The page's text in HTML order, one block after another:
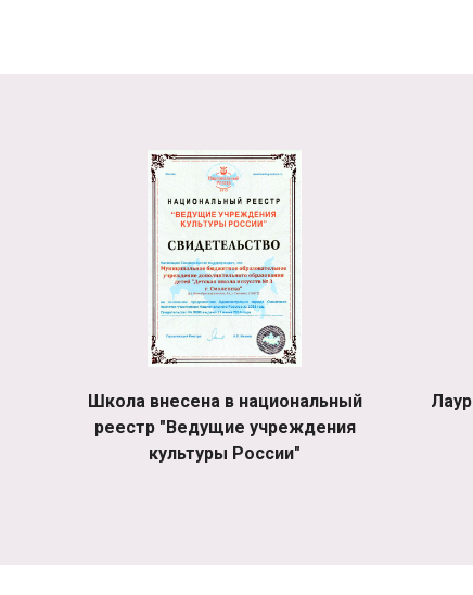
Школа внесена в национальный
реестр "Ведущие учреждения
культуры России"